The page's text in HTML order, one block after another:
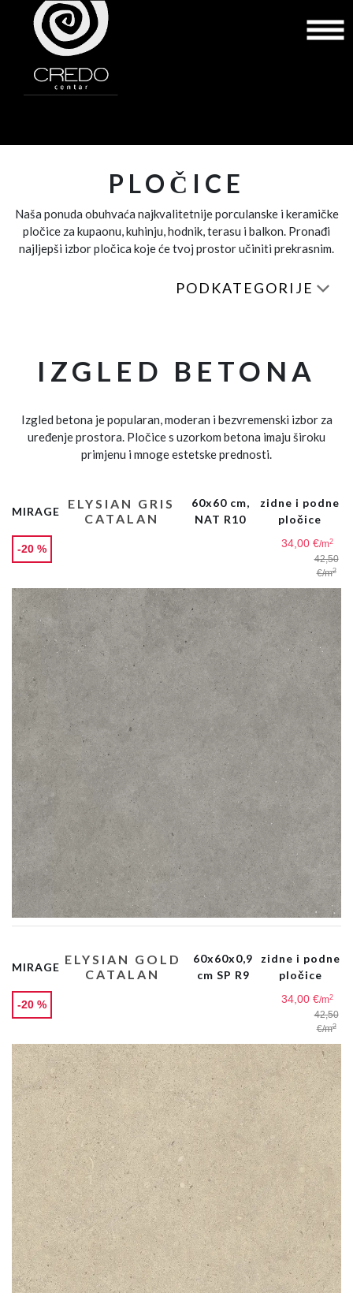
PLOČICE
Naša ponuda obuhvaća najkvalitetnije porculanske i keramičke
pločice za kupaonu, kuhinju, hodnik, terasu i balkon. Pronađi
najljepši izbor pločica koje će tvoj prostor učiniti prekrasnim.
PODKATEGORIJE
IZGLED BETONA
Izgled betona je popularan, moderan i bezvremenski izbor za
uređenje prostora. Pločice s uzorkom betona imaju široku
primjenu i mnoge estetske prednosti.
MIRAGE
ELYSIAN GRIS
CATALAN
60x60 cm,
NAT R10
zidne i podne
pločice
-20 % 34,00 €/m2
42,50
€/m2
MIRAGE ELYSIAN GOLD
CATALAN
60x60x0,9
cm SP R9
zidne i podne
pločice
-20 % 34,00 €/m2
42,50
€/m2